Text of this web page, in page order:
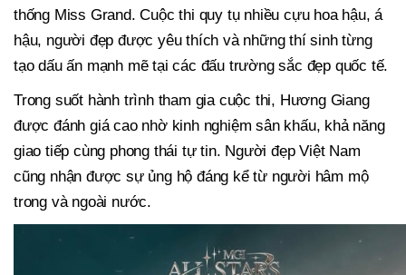
thống Miss Grand. Cuộc thi quy tụ nhiều cựu hoa hậu, á
hậu, người đẹp được yêu thích và những thí sinh từng
tạo dấu ấn mạnh mẽ tại các đấu trường sắc đẹp quốc tế.
Trong suốt hành trình tham gia cuộc thi, Hương Giang
được đánh giá cao nhờ kinh nghiệm sân khấu, khả năng
giao tiếp cùng phong thái tự tin. Người đẹp Việt Nam
cũng nhận được sự ủng hộ đáng kể từ người hâm mộ
trong và ngoài nước.